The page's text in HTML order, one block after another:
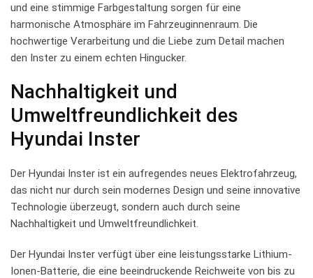
und eine stimmige Farbgestaltung sorgen ⁢für eine
harmonische ‌Atmosphäre im Fahrzeuginnenraum. Die
hochwertige Verarbeitung‍ und die Liebe zum Detail machen
den Inster zu einem echten Hingucker.
Nachhaltigkeit ⁤und
⁤Umweltfreundlichkeit des
Hyundai Inster
Der Hyundai Inster ist ein aufregendes neues Elektrofahrzeug,
das nicht nur durch sein ‍modernes Design und seine ⁣innovative
Technologie überzeugt, sondern auch durch ​seine
Nachhaltigkeit und⁤ Umweltfreundlichkeit.
Der Hyundai Inster verfügt über eine leistungsstarke Lithium-
Ionen-Batterie, die eine beeindruckende ​Reichweite von bis zu